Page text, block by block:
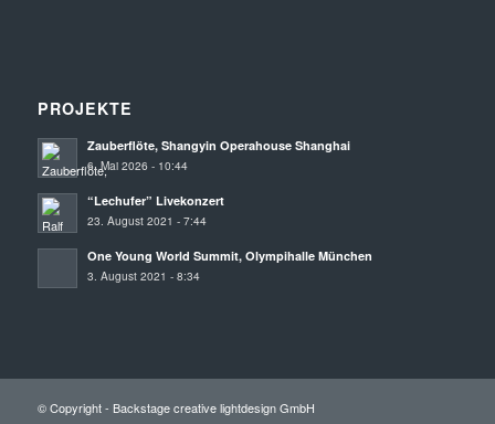
PROJEKTE
Zauberflöte, Shangyin Operahouse Shanghai
6. Mai 2026 - 10:44
“Lechufer” Livekonzert
23. August 2021 - 7:44
One Young World Summit, Olympihalle München
3. August 2021 - 8:34
© Copyright - Backstage creative lightdesign GmbH